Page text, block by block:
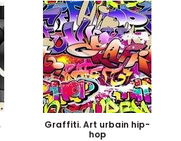
Graffiti. Art urbain hip-
hop